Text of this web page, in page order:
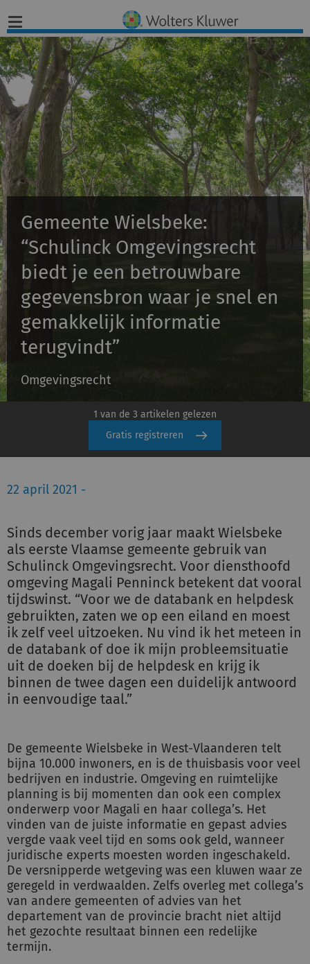
Home
Nieuws
Opinies
Infographics
Producten
Opleidingen
Juridisch Advies
Schulinck Omgevingsrecht Databank
Over ons
Contact
Inloggen
Gemeente Wielsbeke:
“Schulinck Omgevingsrecht
biedt je een betrouwbare
gegevensbron waar je snel en
gemakkelijk informatie
terugvindt”
Omgevingsrecht
1 van de 3 artikelen gelezen
Gratis registreren
22 april 2021 -
Sinds december vorig jaar maakt Wielsbeke
als eerste Vlaamse gemeente gebruik van
Schulinck Omgevingsrecht. Voor diensthoofd
omgeving Magali Penninck betekent dat vooral
tijdswinst. “Voor we de databank en helpdesk
gebruikten, zaten we op een eiland en moest
ik zelf veel uitzoeken. Nu vind ik het meteen in
de databank of doe ik mijn probleemsituatie
uit de doeken bij de helpdesk en krijg ik
binnen de twee dagen een duidelijk antwoord
in eenvoudige taal.”
De gemeente Wielsbeke in West-Vlaanderen telt
bijna 10.000 inwoners, en is de thuisbasis voor veel
bedrijven en industrie. Omgeving en ruimtelijke
planning is bij momenten dan ook een complex
onderwerp voor Magali en haar collega’s. Het
vinden van de juiste informatie en gepast advies
vergde vaak veel tijd en soms ook geld, wanneer
juridische experts moesten worden ingeschakeld.
De versnipperde wetgeving was een kluwen waar ze
geregeld in verdwaalden. Zelfs overleg met collega’s
van andere gemeenten of advies van het
departement van de provincie bracht niet altijd
het gezochte resultaat binnen een redelijke
termijn.